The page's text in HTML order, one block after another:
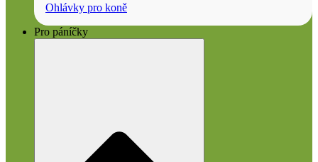
Ohlávky pro koně
Pro páníčky